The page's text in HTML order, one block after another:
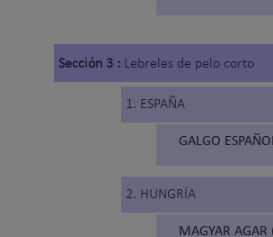
Sección 3 : Lebreles de pelo corto
1. ESPAÑA
GALGO
2. HUNGRÍA
MAGYAR